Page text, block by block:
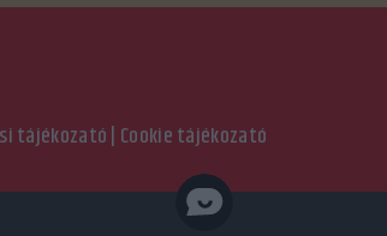
tájékozató| Cookie tájékozató